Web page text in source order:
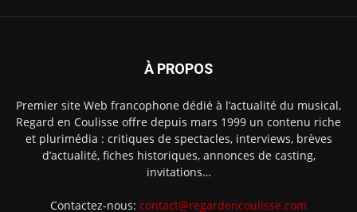
À PROPOS
Premier site Web francophone dédié à l’actualité du musical,
Regard en Coulisse offre depuis mars 1999 un contenu riche
et plurimédia : critiques de spectacles, interviews, brèves
d’actualité, fiches historiques, annonces de casting,
invitations…
Contactez-nous: contact@regardencoulisse.com